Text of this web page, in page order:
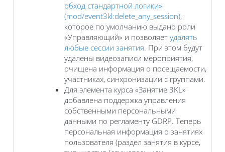
обход стандартной логики»
(mod/event3kl:delete_any_session),
которое по умолчанию выдано роли
«Управляющий» и позволяет удалять
любые сессии занятия. При этом будут
удалены видеозаписи мероприятия,
очищена информация о посещаемости,
участниках, синхронизации с группами.
Для элемента курса «Занятие 3KL»
добавлена поддержка управления
собственными персональными
данными по регламенту GDRP. Теперь
персональная информация о занятиях
пользователя (раздел занятия в курсе,